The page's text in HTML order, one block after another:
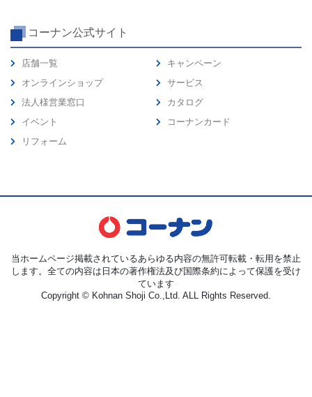
コーナン公式サイト
店舗一覧
オンラインショップ
法人様営業窓口
イベント
リフォーム
キャンペーン
サービス
カタログ
コーナンカード
当ホームページ掲載されているあらゆる内容の無許可転載・転用を禁止
します。全ての内容は日本の著作権法及び国際条約によって保護を受け
ています
Copyright © Kohnan Shoji Co.,Ltd. ALL Rights Reserved.